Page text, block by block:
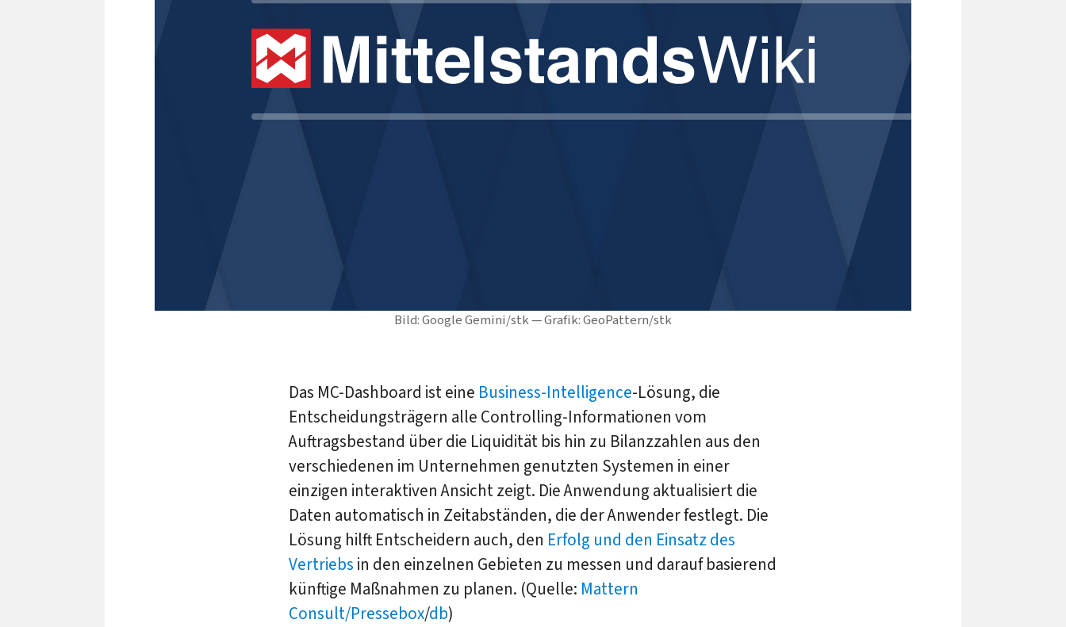
Bild: Google Gemini/stk — Grafik: GeoPattern/stk
Das MC-Dashboard ist eine Business-Intelligence-Lösung, die
Entscheidungsträgern alle Controlling-Informationen vom
Auftragsbestand über die Liquidität bis hin zu Bilanzzahlen aus den
verschiedenen im Unternehmen genutzten Systemen in einer
einzigen interaktiven Ansicht zeigt. Die Anwendung aktualisiert die
Daten automatisch in Zeitabständen, die der Anwender festlegt. Die
Lösung hilft Entscheidern auch, den Erfolg und den Einsatz des
Vertriebs in den einzelnen Gebieten zu messen und darauf basierend
künftige Maßnahmen zu planen. (Quelle: Mattern
Consult/Pressebox/db)